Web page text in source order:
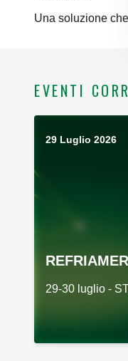
Una soluzione
EVENTI
29 Luglio 2026
29-30 luglio -